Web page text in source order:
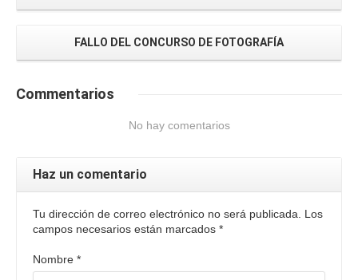
FALLO DEL CONCURSO DE FOTOGRAFÍA
Commentarios
No hay comentarios
Haz un comentario
Tu dirección de correo electrónico no será publicada. Los
campos necesarios están marcados *
Nombre *